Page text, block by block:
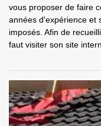
vous proposer de faire
années d'expérience et
imposés. Afin de
faut visiter son site